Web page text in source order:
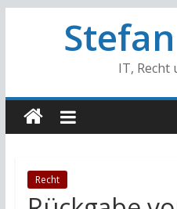
IT, Recht
Recht